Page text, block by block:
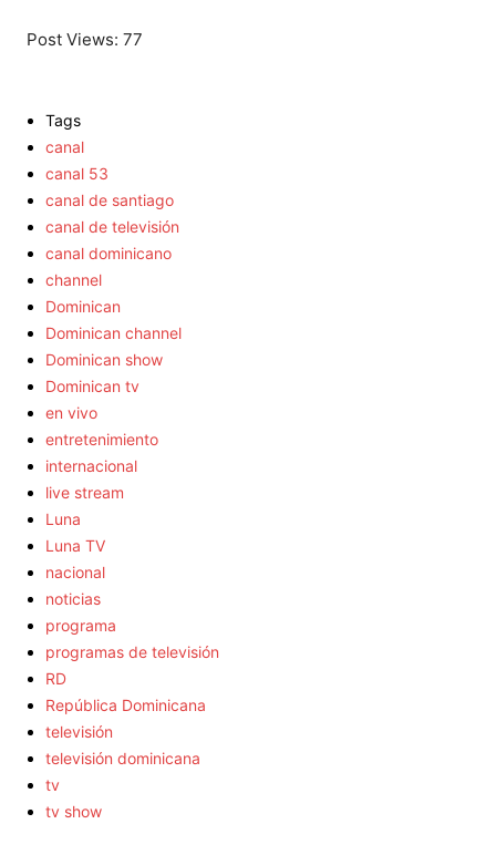
Post Views: 77
Tags
canal
canal 53
canal de santiago
canal de televisión
canal dominicano
channel
Dominican
Dominican channel
Dominican show
Dominican tv
en vivo
entretenimiento
internacional
live stream
Luna
Luna TV
nacional
noticias
programa
programas de televisión
RD
República Dominicana
televisión
televisión dominicana
tv
tv show